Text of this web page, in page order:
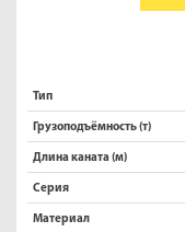
Тип
Грузоподъёмность (т)
Длина каната (м)
Серия
Материал